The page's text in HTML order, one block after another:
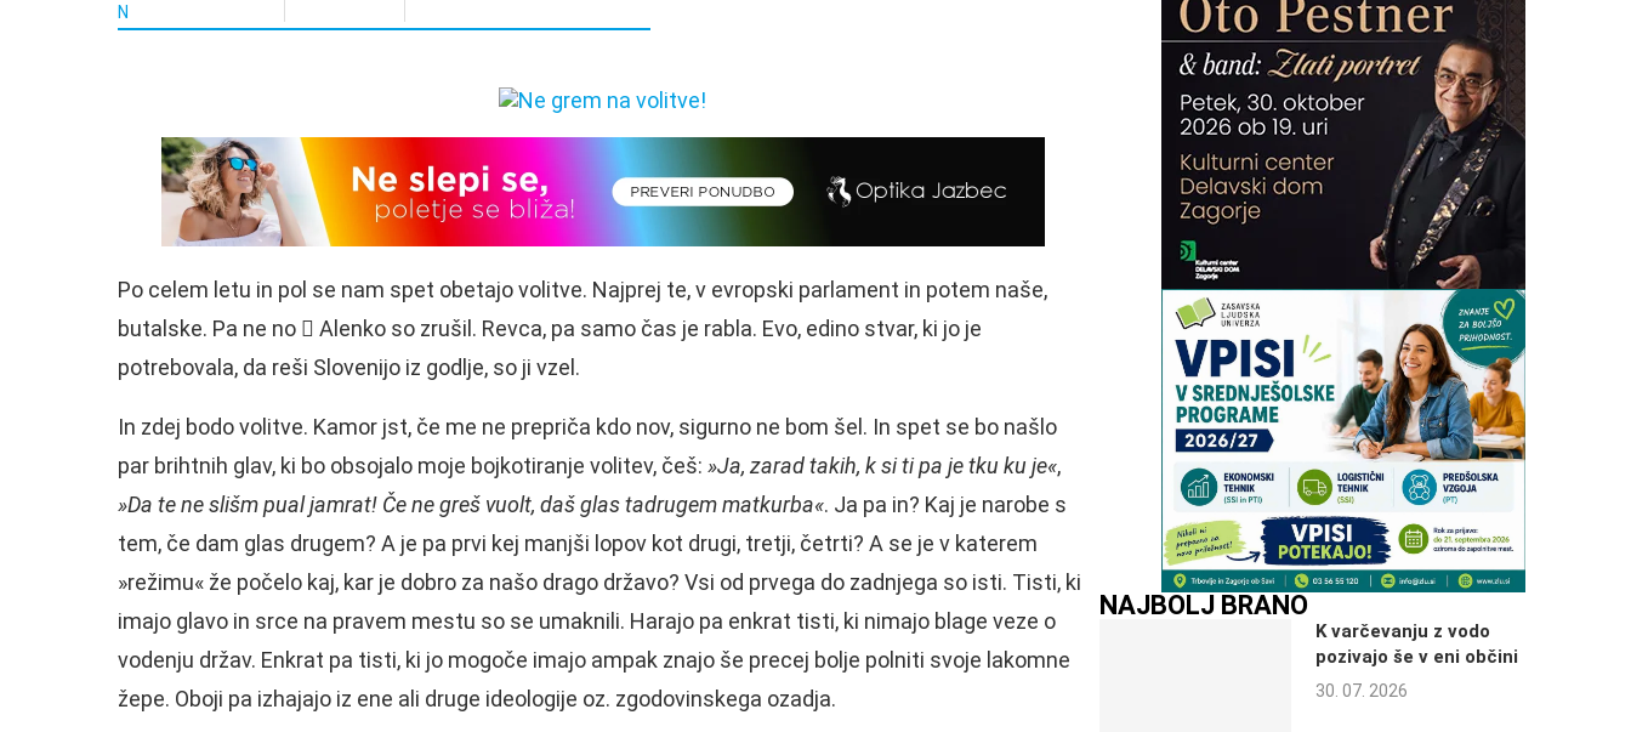
Po celem letu in pol se nam spet obetajo volitve. Najprej te, v evropski parlament in potem naše,
butalske. Pa ne no  Alenko so zrušil. Revca, pa samo čas je rabla. Evo, edino stvar, ki jo je
potrebovala, da reši Slovenijo iz godlje, so ji vzel.
In zdej bodo volitve. Kamor jst, če me ne prepriča kdo nov, sigurno ne bom šel. In spet se bo našlo
par brihtnih glav, ki bo obsojalo moje bojkotiranje volitev, češ: »Ja, zarad takih, k si ti pa je tku ku je«,
»Da te ne slišm pual jamrat! Če ne greš vuolt, daš glas tadrugem matkurba«. Ja pa in? Kaj je narobe s
tem, če dam glas drugem? A je pa prvi kej manjši lopov kot drugi, tretji, četrti? A se je v katerem
»režimu« že počelo kaj, kar je dobro za našo drago državo? Vsi od prvega do zadnjega so isti. Tisti, ki
imajo glavo in srce na pravem mestu so se umaknili. Harajo pa enkrat tisti, ki nimajo blage veze o
vodenju držav. Enkrat pa tisti, ki jo mogoče imajo ampak znajo še precej bolje polniti svoje lakomne
žepe. Oboji pa izhajajo iz ene ali druge ideologije oz. zgodovinskega ozadja.
NAJBOLJ BRANO
K varčevanju z vodo
pozivajo še v eni občini
30. 07. 2026